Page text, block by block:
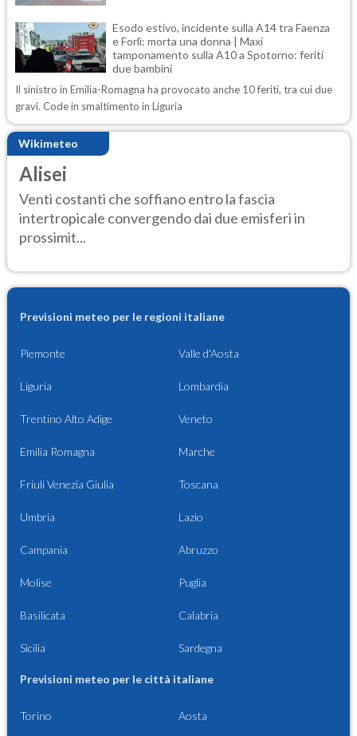
Esodo estivo, incidente sulla A14 tra Faenza
e Forlì: morta una donna | Maxi
tamponamento sulla A10 a Spotorno: feriti
due bambini
Il sinistro in Emilia-Romagna ha provocato anche 10 feriti, tra cui due
gravi. Code in smaltimento in Liguria
Wikimeteo
Alisei
Venti costanti che soffiano entro la fascia
intertropicale convergendo dai due emisferi in
prossimit...
Previsioni meteo per le regioni italiane
Piemonte Valle d'Aosta
Liguria Lombardia
Trentino Alto Adige Veneto
Emilia Romagna Marche
Friuli Venezia Giulia Toscana
Umbria Lazio
Campania Abruzzo
Molise Puglia
Basilicata Calabria
Sicilia Sardegna
Previsioni meteo per le città italiane
Torino Aosta